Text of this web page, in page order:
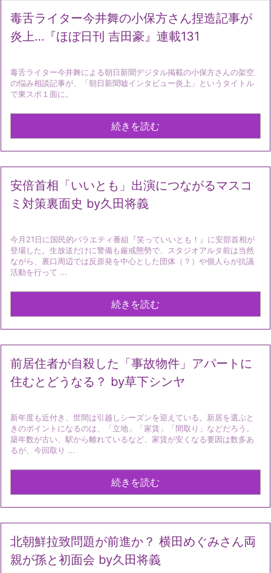
毒舌ライター今井舞の小保方さん捏造記事が
炎上…『ほぼ日刊 吉田豪』連載131
毒舌ライター今井舞による朝日新聞デジタル掲載の小保方さんの架空
の悩み相談記事が、「朝日新聞嘘インタビュー炎上」というタイトル
で東スポ１面に。
続きを読む
安倍首相「いいとも」出演につながるマスコ
ミ対策裏面史 by久田将義
今月21日に国民的バラエティ番組『笑っていいとも！』に安部首相が
登場した。生放送だけに警備も厳戒態勢で、スタジオアルタ前は当然
ながら、裏口周辺では反原発を中心とした団体（？）や個人らが抗議
活動を行って ...
続きを読む
前居住者が自殺した「事故物件」アパートに
住むとどうなる？ by草下シンヤ
新年度も近付き、世間は引越しシーズンを迎えている。新居を選ぶと
きのポイントになるのは、「立地」「家賃」「間取り」などだろう。
築年数が古い、駅から離れているなど、家賃が安くなる要因は数多あ
るが、今回取り ...
続きを読む
北朝鮮拉致問題が前進か？ 横田めぐみさん両
親が孫と初面会 by久田将義